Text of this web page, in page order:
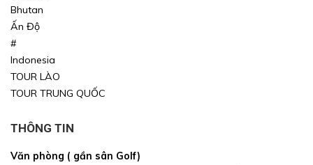
Bhutan
Ấn Độ
#
Indonesia
TOUR LÀO
TOUR TRUNG QUỐC
THÔNG TIN
Văn phòng ( gần sân Golf)